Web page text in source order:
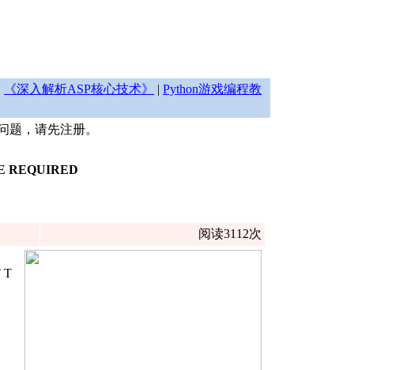
《深入解析ASP核心技术》 | Python游戏编程教
题，请先注册。
REQUIRED
阅读3112次
T